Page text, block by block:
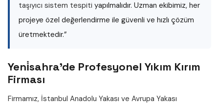
taşıyıcı sistem tespiti yapılmalıdır. Uzman ekibimiz, her
projeye özel değerlendirme ile güvenli ve hızlı çözüm
üretmektedir.”
Yeni̇sahra'de Profesyonel Yıkım Kırım
Firması
Firmamız, İstanbul Anadolu Yakası ve Avrupa Yakası